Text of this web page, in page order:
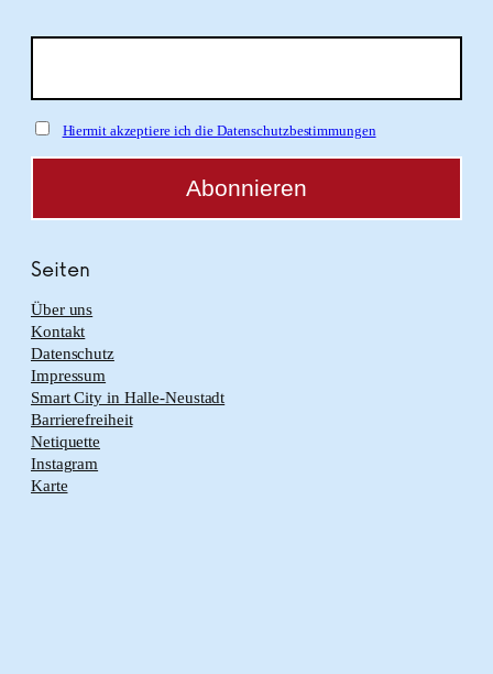
Hiermit akzeptiere ich die Datenschutzbestimmungen
Seiten
Über uns
Kontakt
Datenschutz
Impressum
Smart City in Halle-Neustadt
Barrierefreiheit
Netiquette
Instagram
Karte